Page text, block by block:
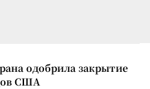
одобрила закрытие
США